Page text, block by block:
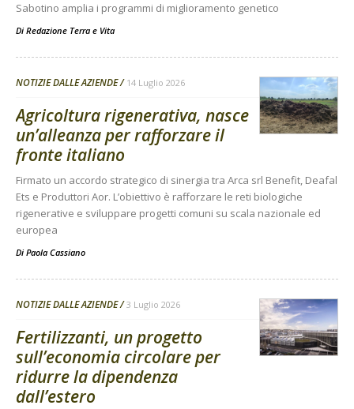
Sabotino amplia i programmi di miglioramento genetico
Di Redazione Terra e Vita
NOTIZIE DALLE AZIENDE 14 Luglio 2026
Agricoltura rigenerativa, nasce
un’alleanza per rafforzare il
fronte italiano
Firmato un accordo strategico di sinergia tra Arca srl Benefit, Deafal
Ets e Produttori Aor. L’obiettivo è rafforzare le reti biologiche
rigenerative e sviluppare progetti comuni su scala nazionale ed
europea
Di Paola Cassiano
NOTIZIE DALLE AZIENDE 3 Luglio 2026
Fertilizzanti, un progetto
sull’economia circolare per
ridurre la dipendenza
dall’estero